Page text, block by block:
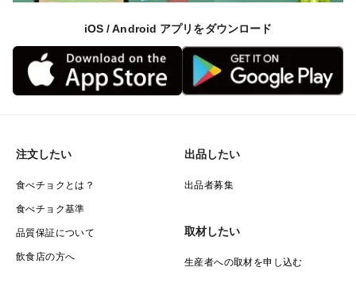
iOS / Android アプリをダウンロード
注文したい
食べチョクとは？
食べチョク基準
品質保証について
飲食店の方へ
出品したい
出品者募集
取材したい
生産者への取材を申し込む